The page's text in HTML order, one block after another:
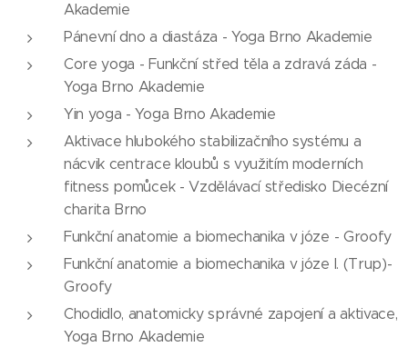
Akademie
Pánevní dno a diastáza - Yoga Brno Akademie
Core yoga - Funkční střed těla a zdravá záda -
Yoga Brno Akademie
Yin yoga - Yoga Brno Akademie
Aktivace hlubokého stabilizačního systému a
nácvik centrace kloubů s využitím moderních
fitness pomůcek - Vzdělávací středisko Diecézní
charita Brno
Funkční anatomie a biomechanika v józe - Groofy
Funkční anatomie a biomechanika v józe I. (Trup)-
Groofy
Chodidlo, anatomicky správné zapojení a aktivace,
Yoga Brno Akademie